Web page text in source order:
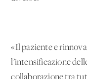
«Il paziente e
l’intensificazione
collaborazione tra